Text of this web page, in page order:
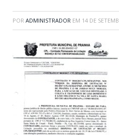
POR ADMINISTRADOR EM 14 DE